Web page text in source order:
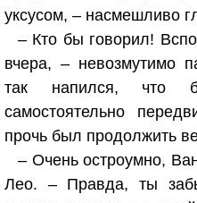
уксусом, – насмешливо
– Кто бы говорил!
вчера, – невозмутимо
так напился, что
самостоятельно
прочь был продолжить
– Очень остроумно,
Лео. – Правда, ты